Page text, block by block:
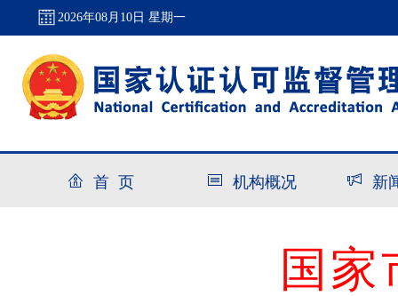
2026年08月10日 星期一
首 页 机构概况 新
国